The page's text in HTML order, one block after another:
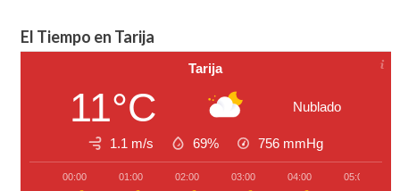
El Tiempo en Tarija
Tarija
11°C Nublado
1.1 m/s 69% 756 mmHg
00:00 01:00 02:00 03:00 04:00 05:00